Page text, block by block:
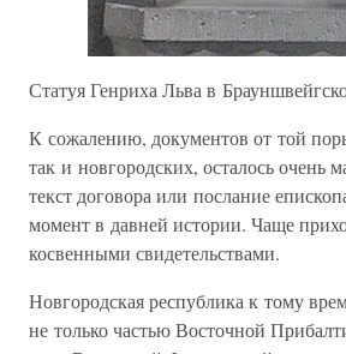
Статуя Генриха Льва в
К сожалению, документов от той
так и новгородских, осталось очень
текст договора или послание
момент в давней истории. Чаще
косвенными свидетельствами.
Новгородская республика к тому
не только частью Восточной